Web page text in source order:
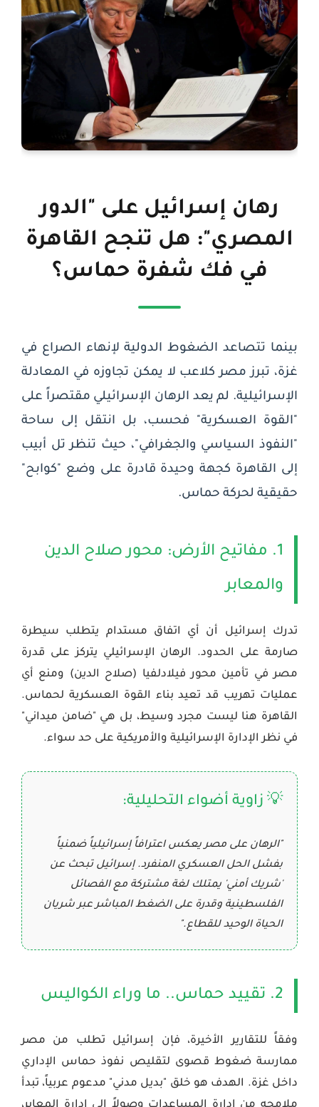
رهان إسرائيل على "الدور
المصري": هل تنجح القاهرة
في فك شفرة حماس؟
بينما تتصاعد الضغوط الدولية لإنهاء الصراع في
غزة، تبرز مصركلاعب لا يمكن تجاوزه في المعادلة
الإسرائيلية. لم يعد الرهان الإسرائيلي مقتصراً على
"القوة العسكرية" فحسب، بل انتقل إلى ساحة
"النفوذ السياسي والجغرافي"، حيث تنظر تل أبيب
إلى القاهرة كجهة وحيدة قادرة على وضع "كوابح"
حقيقية لحركة حماس.
1. مفاتيح الأرض: محور صلاح الدين
والمعابر
تدرك إسرائيل أن أي اتفاق مستدام يتطلب سيطرة
صارمة على الحدود. الرهان الإسرائيلي يتركز على قدرة
مصر في تأمين محور فيلادلفيا (صلاح الدين) ومنع أي
عمليات تهريب قد تعيد بناء القوة العسكرية لحماس.
القاهرة هنا ليست مجرد وسيط، بل هي "ضامن ميداني"
في نظر الإدارة الإسرائيلية والأمريكية على حد سواء.
💡 زاوية أضواء التحليلية:
"الرهان على مصر يعكس اعترافاً إسرائيلياً ضمنياً
بفشل الحل العسكري المنفرد. إسرائيل تبحث عن
'شريك أمني' يمتلك لغة مشتركة مع الفصائل
الفلسطينية وقدرة على الضغط المباشر عبر شريان
الحياة الوحيد للقطاع."
2. تقييد حماس.. ما وراء الكواليس
وفقاً للتقارير الأخيرة، فإن إسرائيل تطلب من مصر
ممارسة ضغوط قصوى لتقليص نفوذ حماس الإداري
داخل غزة. الهدف هو خلق "بديل مدني" مدعوم عربياً، تبدأ